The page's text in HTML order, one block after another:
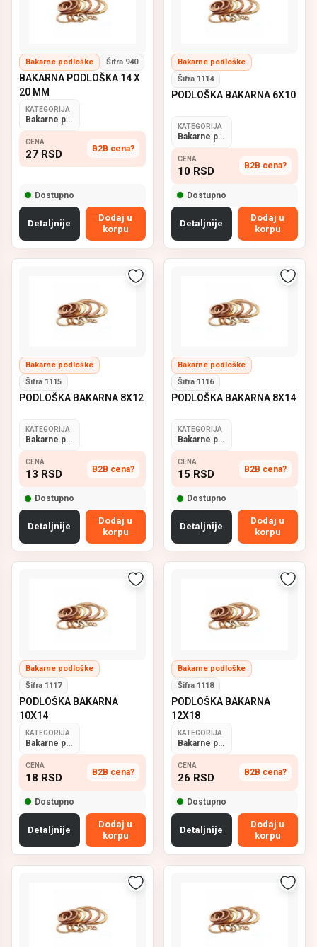
ELP – pouzdan izbor bakarnih podložaka za sve
Bakarne podloške Šifra 940
BAKARNA PODLOŠKA 14 X
20 MM
KATEGORIJA
Bakarne podloške
CENA
27 RSD B2B cena?
Dostupno
Detaljnije
Dodaj u
korpu
Bakarne podloške
Šifra 1114
PODLOŠKA BAKARNA 6X10
KATEGORIJA
Bakarne podloške
CENA
10 RSD B2B cena?
Dostupno
Detaljnije
Dodaj u
korpu
Bakarne podloške
Šifra 1115
PODLOŠKA BAKARNA 8X12
KATEGORIJA
Bakarne podloške
CENA
13 RSD B2B cena?
Dostupno
Detaljnije
Dodaj u
korpu
Bakarne podloške
Šifra 1116
PODLOŠKA BAKARNA 8X14
KATEGORIJA
Bakarne podloške
CENA
15 RSD B2B cena?
Dostupno
Detaljnije
Dodaj u
korpu
Bakarne podloške
Šifra 1117
PODLOŠKA BAKARNA
10X14
KATEGORIJA
Bakarne podloške
CENA
18 RSD B2B cena?
Dostupno
Detaljnije
Dodaj u
korpu
Bakarne podloške
Šifra 1118
PODLOŠKA BAKARNA
12X18
KATEGORIJA
Bakarne podloške
CENA
26 RSD B2B cena?
Dostupno
Detaljnije
Dodaj u
korpu